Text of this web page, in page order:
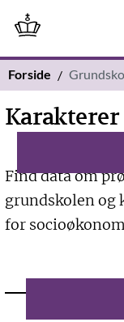
Forside
Karakterer
Find data om
grundskolen og
for